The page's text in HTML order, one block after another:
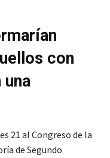
con
21 al Congreso de la
de Segundo